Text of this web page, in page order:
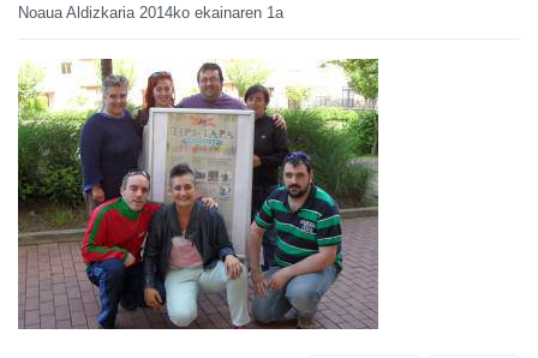
Noaua Aldizkaria 2014ko ekainaren 1a